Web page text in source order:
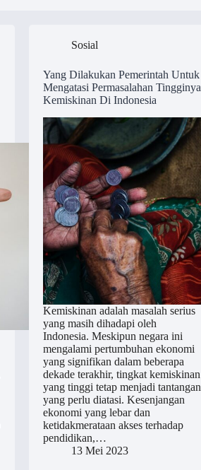
Sosial
Yang Dilakukan Pemerintah Untuk
Mengatasi Permasalahan Tingginya
Kemiskinan Di Indonesia
Kemiskinan adalah masalah serius
yang masih dihadapi oleh
Indonesia. Meskipun negara ini
mengalami pertumbuhan ekonomi
yang signifikan dalam beberapa
dekade terakhir, tingkat kemiskinan
yang tinggi tetap menjadi tantangan
yang perlu diatasi. Kesenjangan
ekonomi yang lebar dan
ketidakmerataan akses terhadap
pendidikan,…
13 Mei 2023